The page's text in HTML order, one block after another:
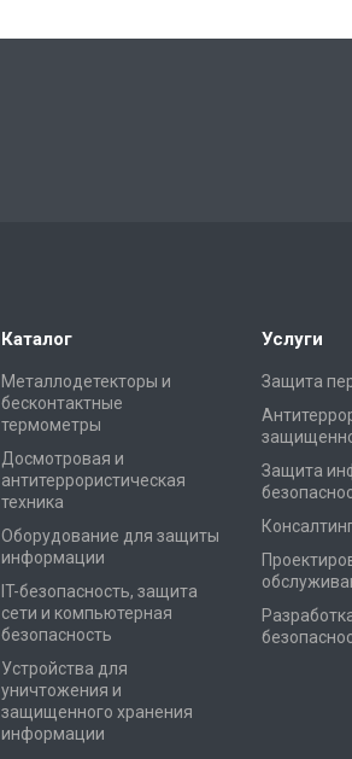
Каталог
Металлодетекторы и
бесконтактные
термометры
Досмотровая и
антитеррористическая
техника
Оборудование для защиты
информации
IT-безопасность, защита
сети и компьютерная
безопасность
Устройства для
уничтожения и
защищенного хранения
информации
Услуги
Защита
Защита